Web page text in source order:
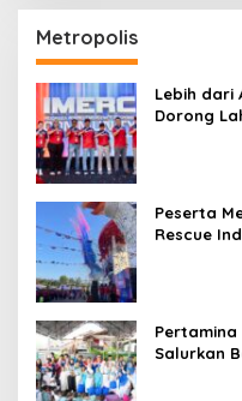
Metropolis
Lebih dari
Dorong
Peserta
Rescue
Pertamina
Salurkan